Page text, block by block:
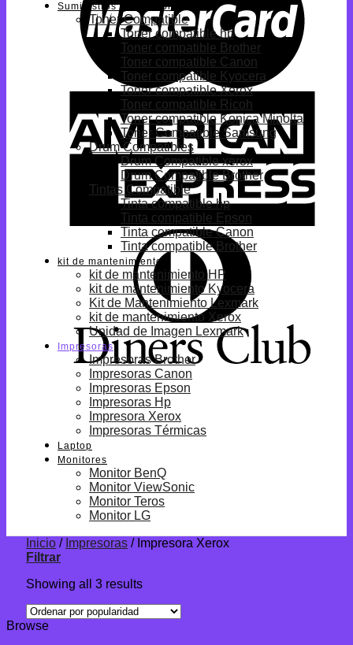
Suministros Compatibles
Toner Compatible
Toner compatible hp
Toner compatible Brother
Toner compatible Canon
Toner compatible Kyocera
Toner compatible Xerox
Toner compatible Ricoh
Toner compatible Konica Minolta
Toner Compatible Samsung
Drum Compatibles
Drum Compatible xerox
Drum Compatible Brother
Tintas Compatible
Tinta compatible hp
Tinta compatible Epson
Tinta compatible Canon
Tinta compatible Brother
kit de mantenimiento
kit de mantenimiento HP
kit de mantenimiento Kyocera
Kit de Mantenimiento Lexmark
kit de mantenimiento Xerox
Unidad de Imagen Lexmark
Impresoras
Impresoras Brother
Impresoras Canon
Impresoras Epson
Impresoras Hp
Impresora Xerox
Impresoras Térmicas
Laptop
Monitores
Monitor BenQ
Monitor ViewSonic
Monitor Teros
Monitor LG
Inicio / Impresoras /Impresora Xerox
Filtrar
Showing all 3 results
Browse